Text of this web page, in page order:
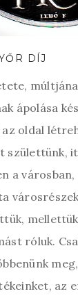
DÍJ
ápolása
oldal
születtünk,
a
róluk.
az